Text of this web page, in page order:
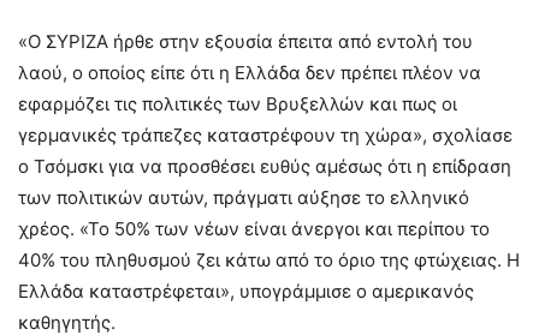
«Ο ΣΥΡΙΖΑ ήρθε στην εξουσία έπειτα από εντολή του
λαού, ο οποίος είπε ότι η Ελλάδα δεν πρέπει πλέον να
εφαρμόζει τις πολιτικές των Βρυξελλών και πως οι
γερμανικές τράπεζες καταστρέφουν τη χώρα», σχολίασε
ο Τσόμσκι για να προσθέσει ευθύς αμέσως ότι η επίδραση
των πολιτικών αυτών, πράγματι αύξησε το ελληνικό
χρέος. «Το 50% των νέων είναι άνεργοι και περίπου το
40% του πληθυσμού ζει κάτω από το όριο της φτώχειας. Η
Ελλάδα καταστρέφεται», υπογράμμισε ο αμερικανός
καθηγητής.